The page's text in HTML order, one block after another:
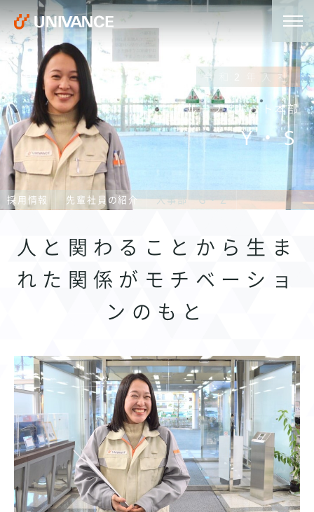
令和2年入社
グループサポート本部
Y・S
採用情報 先輩社員の紹介 人事部 Ｇ・Ｚ
人と関わることから生ま
れた関係がモチベーショ
ンのもと